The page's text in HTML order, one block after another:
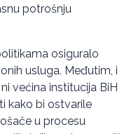
potrošnju
osiguralo
usluga. Međutim, i
većina institucija BiH
kako bi ostvarile
u procesu